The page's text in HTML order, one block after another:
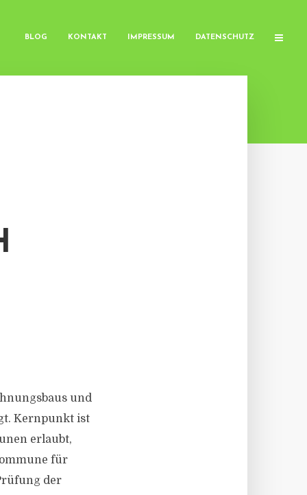
BLOG KONTAKT IMPRESSUM DATENSCHUTZ
und
Kernpunkt ist
erlaubt,
für
der